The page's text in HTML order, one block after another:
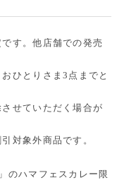
す。他店舗での発売
ひとりさま3点までと
せていただく場合が
対象外商品です。
のハマフェスカレー限